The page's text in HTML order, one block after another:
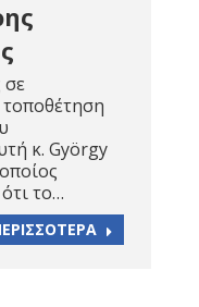
σε
κ. György
το…